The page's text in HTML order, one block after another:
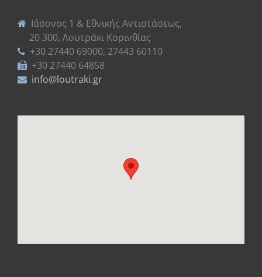
Ιάσονος 1 & Εθνικής Αντιστάσεως,
20 300, Λουτράκι Κορινθίας
+30 27440 69000, 27443 60110
+30 27440 64858
info@loutraki.gr